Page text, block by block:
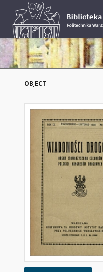
OBJECT